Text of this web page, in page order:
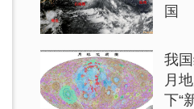
国
我
月
下“